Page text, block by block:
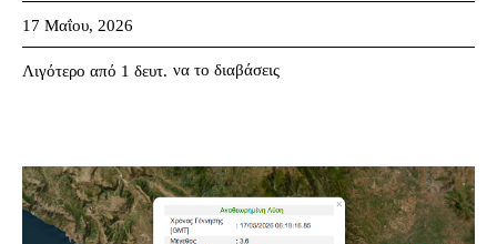
17 Μαΐου, 2026
Λιγότερο από 1 δευτ. να το διαβάσεις